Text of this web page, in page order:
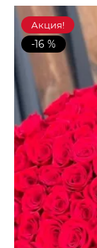
Акция!
-16 %